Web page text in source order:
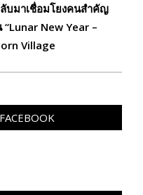
บมาเชื่อมโยงคนสำคัญ
New Year –
Village